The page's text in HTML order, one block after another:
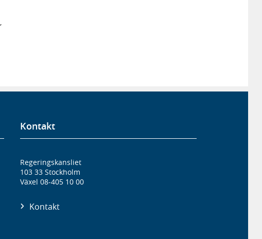
,
Kontakt
Regeringskansliet
103 33 Stockholm
Växel 08-405 10 00
Kontakt